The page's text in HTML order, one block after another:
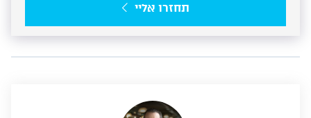
תחזרו אליי